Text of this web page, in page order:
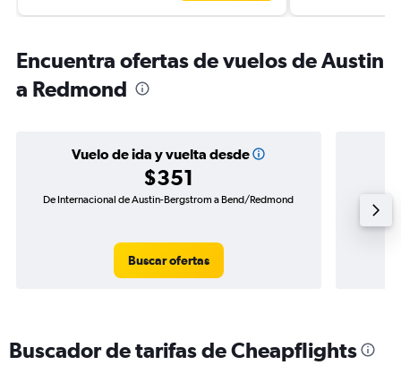
Encuentra ofertas de vuelos de Austin
a Redmond
Vuelo de ida y vuelta desde
$351
De Internacional de Austin-Bergstrom a Bend/Redmond
Buscar ofertas
Buscador de tarifas de Cheapflights